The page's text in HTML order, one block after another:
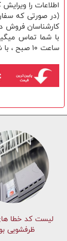
اطلاعات را
کارشناسان فروش
با شما تماس
ساعت 10 صبح ، با شما تماس گرفته خواهد شد).
لیست کد خطا
ظرفشویی